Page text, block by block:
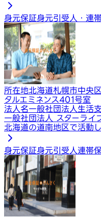
身元保証身元引受人・連
所在地北海道札幌市中央
タルエミネンス401号室
法人名一般社団法人生活
一般社団法人 スターライ
北海道の道南地区で活動
身元保証身元引受人連帯